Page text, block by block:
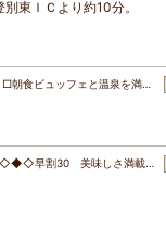
別東ＩＣより約10分。
□朝食ビュッフェと温泉を満…
◇◆◇早割30 美味しさ満載…